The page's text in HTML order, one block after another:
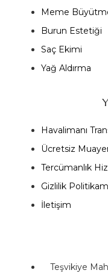
Meme
Burun Estetiği
Saç Ekimi
Yağ Aldırma
Havalimanı
Ücretsiz
Tercümanlık
Gizlilik
İletişim
Teşvikiye